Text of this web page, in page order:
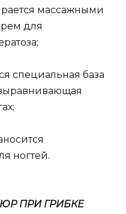
массажными
для
специальная база
ногтей.
ПРИ ГРИБКЕ